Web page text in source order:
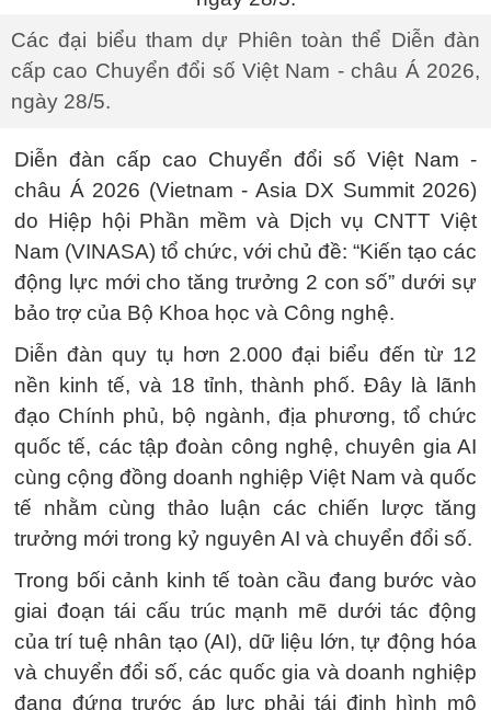
Các đại biểu tham dự Phiên toàn thể Diễn đàn
cấp cao Chuyển đổi số Việt Nam - châu Á 2026,
ngày 28/5.
Diễn đàn cấp cao Chuyển đổi số Việt Nam -
châu Á 2026 (Vietnam - Asia DX Summit 2026)
do Hiệp hội Phần mềm và Dịch vụ CNTT Việt
Nam (VINASA) tổ chức, với chủ đề: “Kiến tạo các
động lực mới cho tăng trưởng 2 con số” dưới sự
bảo trợ của Bộ Khoa học và Công nghệ.
Diễn đàn quy tụ hơn 2.000 đại biểu đến từ 12
nền kinh tế, và 18 tỉnh, thành phố. Đây là lãnh
đạo Chính phủ, bộ ngành, địa phương, tổ chức
quốc tế, các tập đoàn công nghệ, chuyên gia AI
cùng cộng đồng doanh nghiệp Việt Nam và quốc
tế nhằm cùng thảo luận các chiến lược tăng
trưởng mới trong kỷ nguyên AI và chuyển đổi số.
Trong bối cảnh kinh tế toàn cầu đang bước vào
giai đoạn tái cấu trúc mạnh mẽ dưới tác động
của trí tuệ nhân tạo (AI), dữ liệu lớn, tự động hóa
và chuyển đổi số, các quốc gia và doanh nghiệp
đang đứng trước áp lực phải tái định hình mô